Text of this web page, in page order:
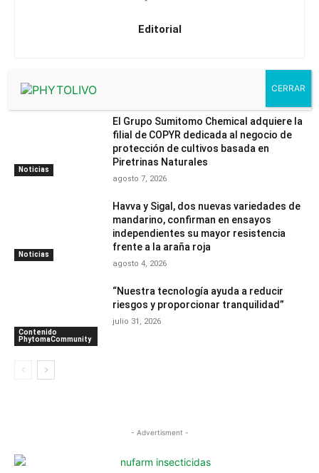
Editorial
Artículos relacionados
Noticias
El Grupo Sumitomo Chemical adquiere la
filial de COPYR dedicada al negocio de
protección de cultivos basada en
Piretrinas Naturales
agosto 7, 2026
Noticias
Havva y Sigal, dos nuevas variedades de
mandarino, confirman en ensayos
independientes su mayor resistencia
frente a la araña roja
agosto 4, 2026
Contenido
PhytomaCommunity
“Nuestra tecnología ayuda a reducir
riesgos y proporcionar tranquilidad”
julio 31, 2026
- Advertisment -